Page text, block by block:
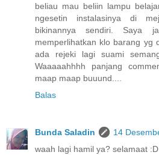
beliau mau beliin lampu
ngesetin instalasinya di
bikinannya sendiri. Saya
memperlihatkan klo barang yg
ada rejeki lagi suami
Waaaaahhhh panjang
maap maap buuund....
Balas
Bunda Saladin
14
waah lagi hamil ya? selamaat :D